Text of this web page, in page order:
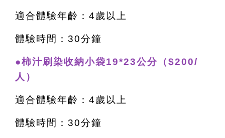
適合體驗年齡：4歲以上
體驗時間：30分鐘
●柿汁刷染收納小袋19*23公分（$200/
人）
適合體驗年齡：4歲以上
體驗時間：30分鐘